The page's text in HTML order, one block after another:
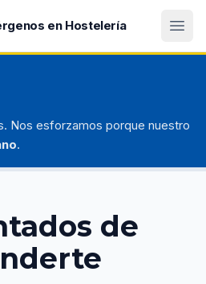
en Hostelería
Nos esforzamos porque nuestro
.
de